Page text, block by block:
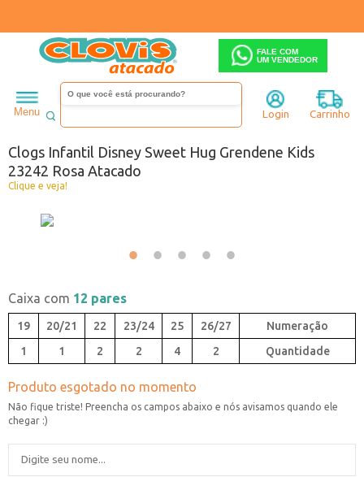
FALE COM
UM VENDEDOR
Menu Login Carrinho
Infantil Menina Clogs
Clogs Infantil Disney Sweet Hug Grendene Kids
23242 Rosa Atacado
Clique e veja!
Caixa com 12 pares
19 20/21 22 23/24 25
26/27
1
1 2 2 4 2 Quantidade